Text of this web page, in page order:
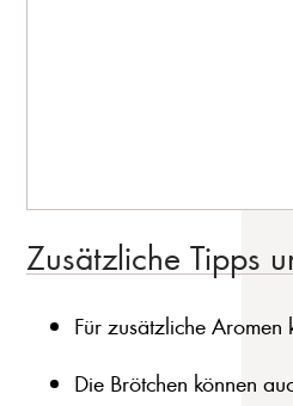
Zusätzliche Tipps
Für zusätzliche
Die Brötchen können